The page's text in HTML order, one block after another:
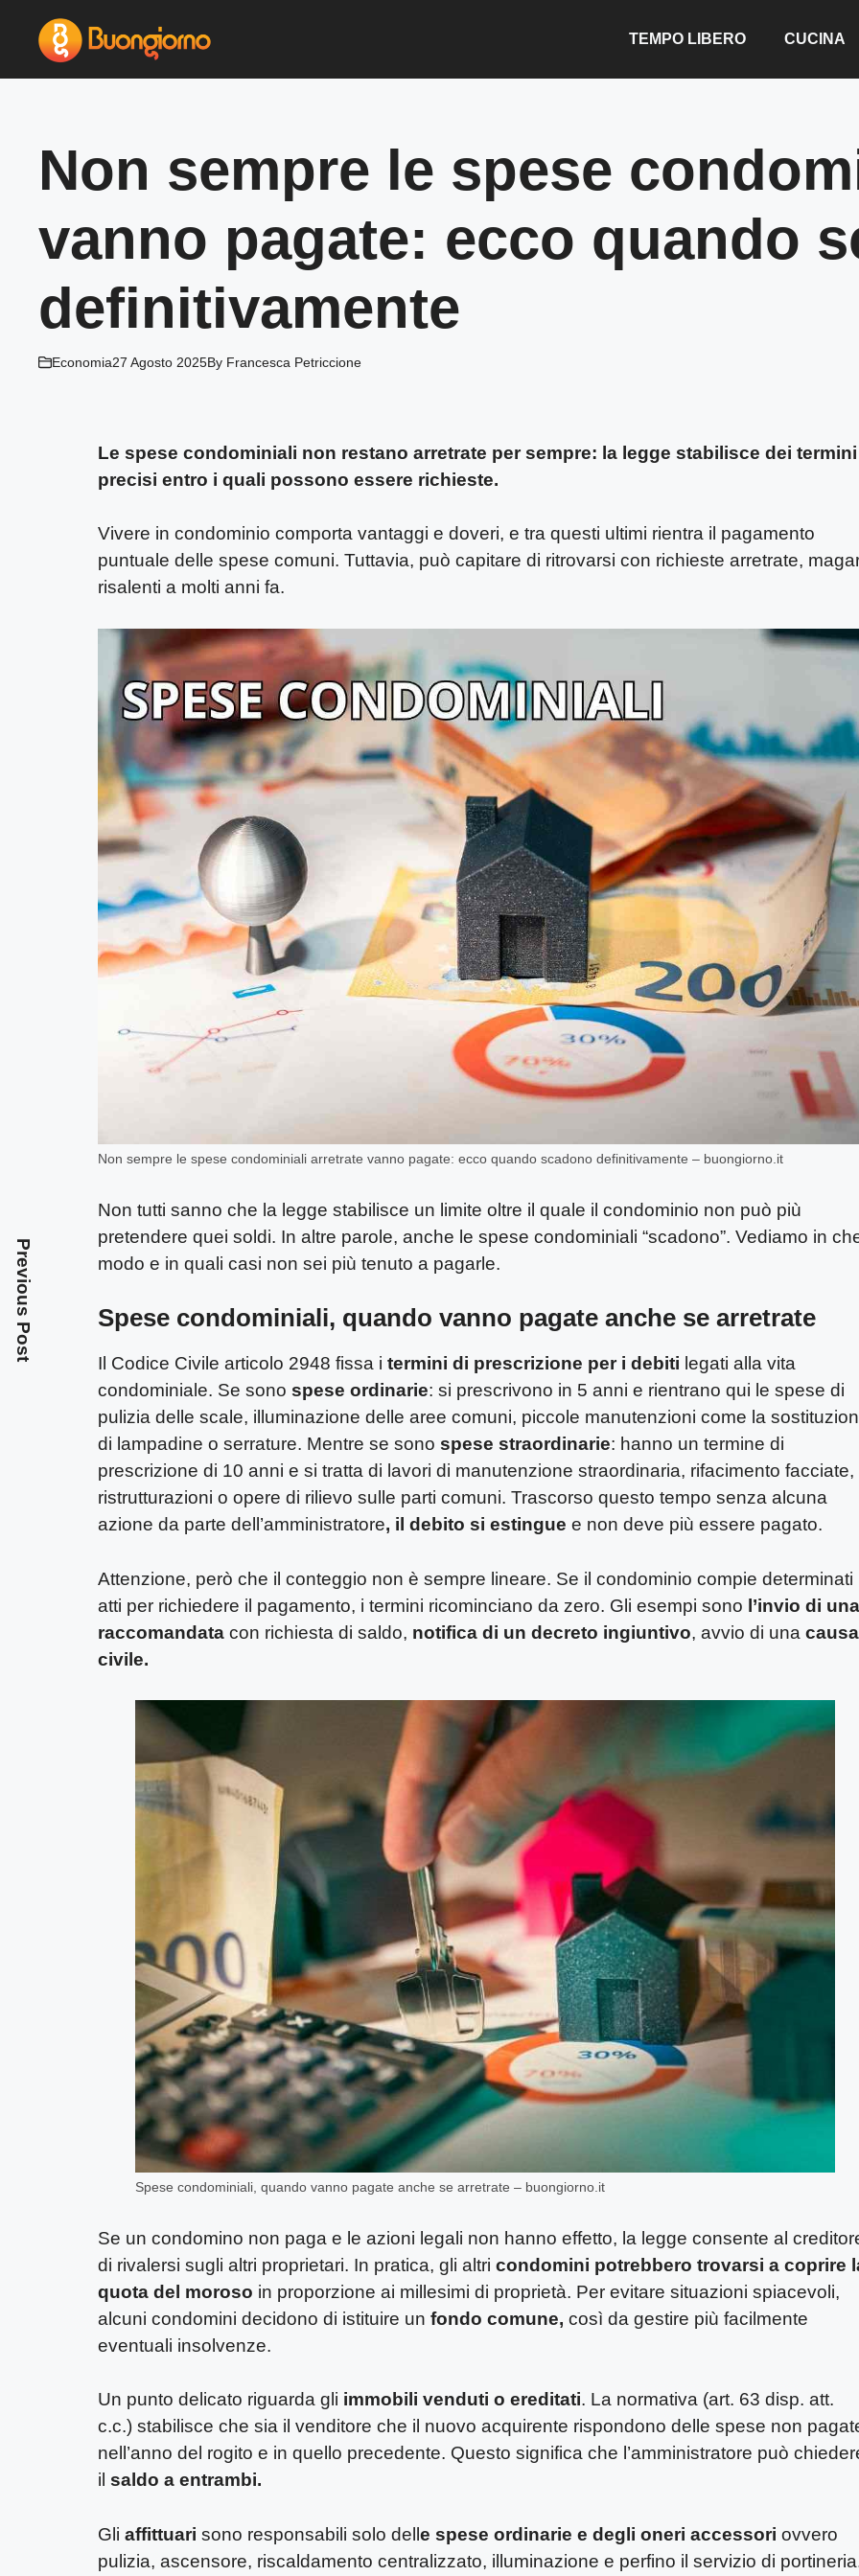
contenuto
TEMPO LIBERO CUCINA
Non sempre le spese
vanno pagate: ecco quando
definitivamente
Economia27 Agosto 2025By Francesca Petriccione
Le spese condominiali non restano arretrate per sempre: la legge stabilisce dei termini
precisi entro i quali possono essere richieste.
Vivere in condominio comporta vantaggi e doveri, e tra questi ultimi rientra il pagamento
puntuale delle spese comuni. Tuttavia, può capitare di ritrovarsi con richieste arretrate,
risalenti a molti anni fa.
Non sempre le spese condominiali arretrate vanno pagate: ecco quando scadono definitivamente – buongiorno.it
Non tutti sanno che la legge stabilisce un limite oltre il quale il condominio non può più
pretendere quei soldi. In altre parole, anche le spese condominiali “scadono”. Vediamo in
modo e in quali casi non sei più tenuto a pagarle.
Spese condominiali, quando vanno pagate anche se arretrate
Il Codice Civile articolo 2948 fissa i termini di prescrizione per i debiti legati alla vita
condominiale. Se sono spese ordinarie: si prescrivono in 5 anni e rientrano qui le spese di
pulizia delle scale, illuminazione delle aree comuni, piccole manutenzioni come la
di lampadine o serrature. Mentre se sono spese straordinarie: hanno un termine di
prescrizione di 10 anni e si tratta di lavori di manutenzione straordinaria, rifacimento facciate,
ristrutturazioni o opere di rilievo sulle parti comuni. Trascorso questo tempo senza alcuna
azione da parte dell’amministratore, il debito si estingue e non deve più essere pagato.
Attenzione, però che il conteggio non è sempre lineare. Se il condominio compie determinati
atti per richiedere il pagamento, i termini ricominciano da zero. Gli esempi sono l’invio di una
raccomandata con richiesta di saldo, notifica di un decreto ingiuntivo, avvio di una causa
civile.
Spese condominiali, quando vanno pagate anche se arretrate – buongiorno.it
Se un condomino non paga e le azioni legali non hanno effetto, la legge consente al
di rivalersi sugli altri proprietari. In pratica, gli altri condomini potrebbero trovarsi a coprire
quota del moroso in proporzione ai millesimi di proprietà. Per evitare situazioni spiacevoli,
alcuni condomini decidono di istituire un fondo comune, così da gestire più facilmente
eventuali insolvenze.
Un punto delicato riguarda gli immobili venduti o ereditati. La normativa (art. 63 disp. att.
c.c.) stabilisce che sia il venditore che il nuovo acquirente rispondono delle spese non
nell’anno del rogito e in quello precedente. Questo significa che l’amministratore può
il saldo a entrambi.
Gli affittuari sono responsabili solo delle spese ordinarie e degli oneri accessori ovvero
pulizia, ascensore, riscaldamento centralizzato, illuminazione e perfino il servizio di
Previous Post